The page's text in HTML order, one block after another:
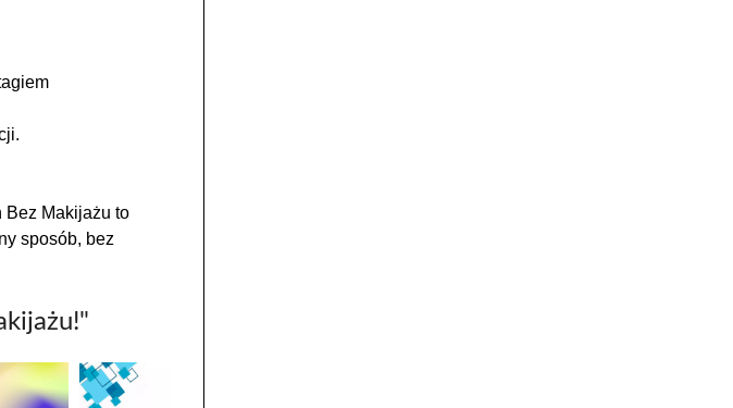
Bez Makijażu to
sposób, bez